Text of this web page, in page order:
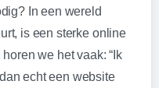
In een wereld
is een sterke online
we het vaak: “Ik
echt een website